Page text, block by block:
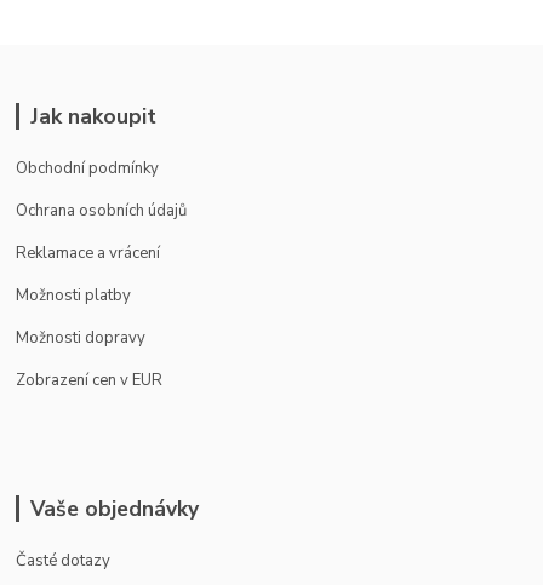
Jak nakoupit
Obchodní podmínky
Ochrana osobních údajů
Reklamace a vrácení
Možnosti platby
Možnosti dopravy
Zobrazení cen v EUR
Vaše objednávky
Časté dotazy